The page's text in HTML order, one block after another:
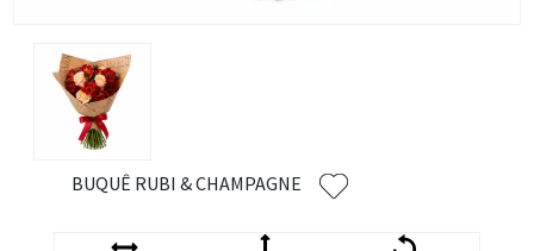
BUQUÊ RUBI & CHAMPAGNE